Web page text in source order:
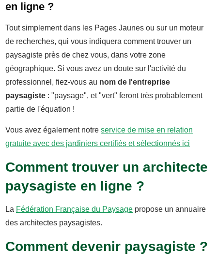
en ligne ?
Tout simplement dans les Pages Jaunes ou sur un moteur
de recherches, qui vous indiquera comment trouver un
paysagiste près de chez vous, dans votre zone
géographique. Si vous avez un doute sur l'activité du
professionnel, fiez-vous au nom de l'entreprise
paysagiste : "paysage", et "vert" feront très probablement
partie de l'équation !
Vous avez également notre service de mise en relation
gratuite avec des jardiniers certifiés et sélectionnés ici
Comment trouver un architecte
paysagiste en ligne ?
La Fédération Française du Paysage propose un annuaire
des architectes paysagistes.
Comment devenir paysagiste ?